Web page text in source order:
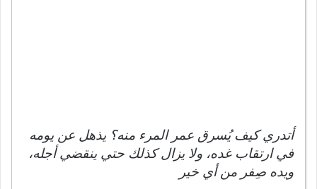
أتدري كيف يُسرق عمر المرء منه؟ يذهل عن يومه
في ارتقاب غده، ولا يزال كذلك حتي ينقضي أجله،
ويده صِفر من أي خير